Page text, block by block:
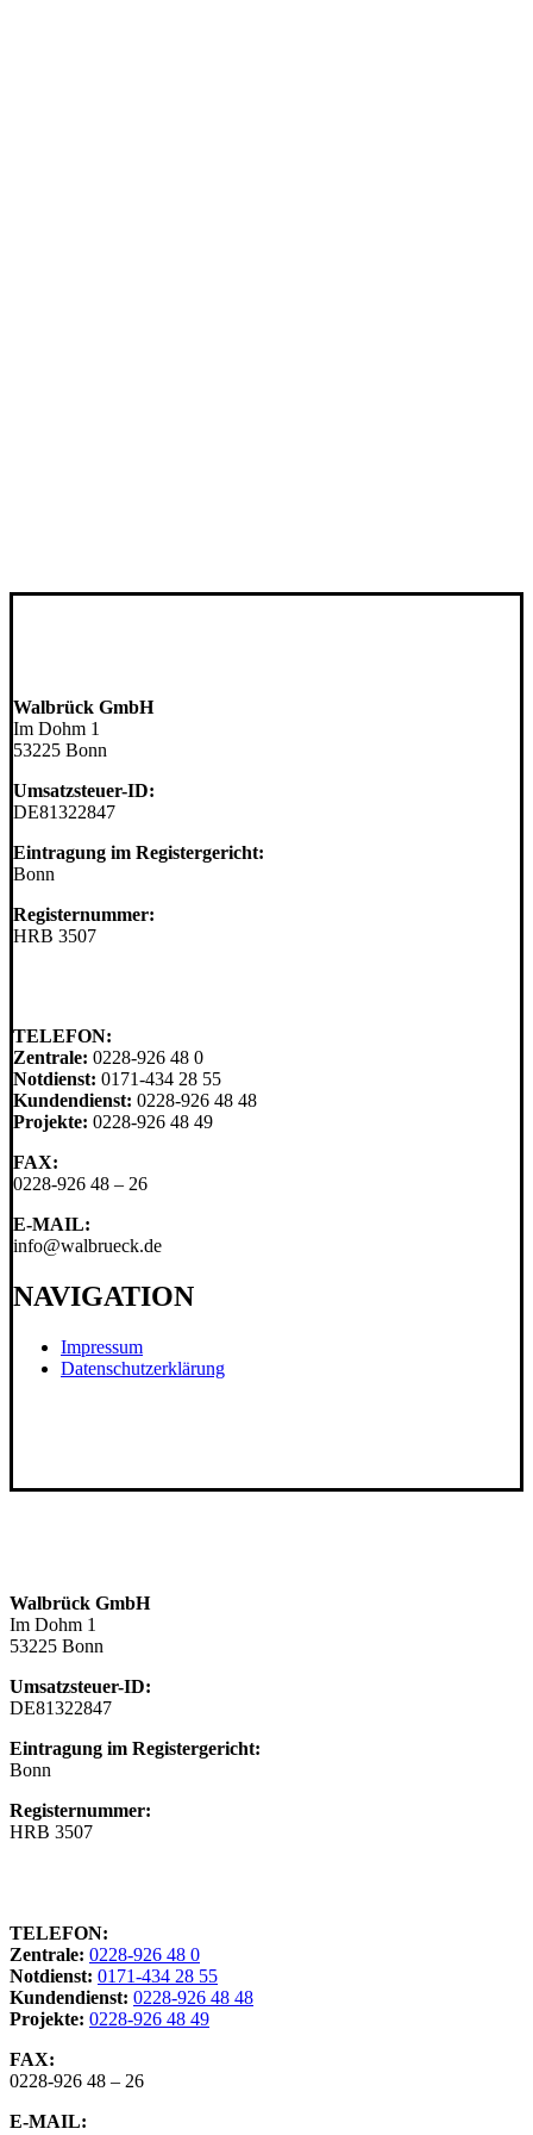
Walbrück GmbH
Im Dohm 1
53225 Bonn
Umsatzsteuer-ID:
DE81322847
Eintragung im Registergericht:
Bonn
Registernummer:
HRB 3507
TELEFON:
Zentrale: 0228-926 48 0
Notdienst: 0171-434 28 55
Kundendienst: 0228-926 48 48
Projekte: 0228-926 48 49
FAX:
0228-926 48 – 26
E-MAIL:
info@walbrueck.de
NAVIGATION
Impressum
Datenschutzerklärung
Walbrück GmbH
Im Dohm 1
53225 Bonn
Umsatzsteuer-ID:
DE81322847
Eintragung im Registergericht:
Bonn
Registernummer:
HRB 3507
TELEFON:
Zentrale: 0228-926 48 0
Notdienst: 0171-434 28 55
Kundendienst: 0228-926 48 48
Projekte: 0228-926 48 49
FAX:
0228-926 48 – 26
E-MAIL: